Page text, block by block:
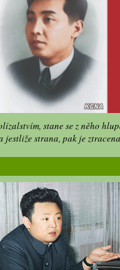
stane se z něho
jestliže strana, pak je